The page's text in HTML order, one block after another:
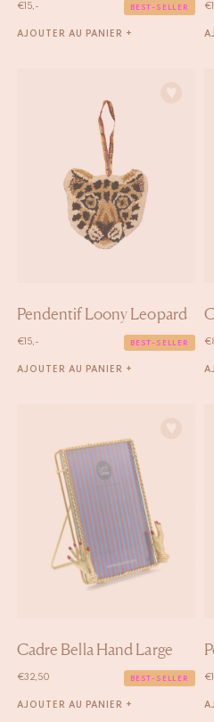
€ 15,- BEST-SELLER
AJOUTER AU PANIER +
€
Pendentif Loony Leopard
€ 15,- BEST-SELLER
AJOUTER AU PANIER +
€
Cadre Bella Hand Large
€32,50 BEST-SELLER
AJOUTER AU PANIER +
€